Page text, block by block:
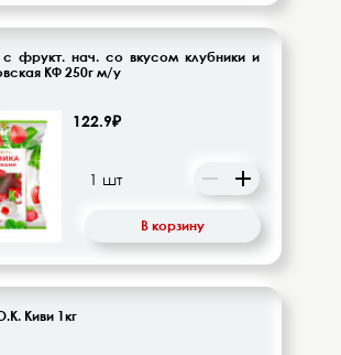
фрукт. нач. со вкусом клубники и
КФ 250г м/у
122.9₽
В корзину
Киви 1кг